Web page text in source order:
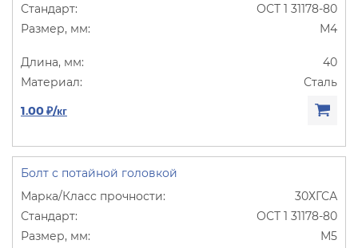
ОСТ 1 31178-80
М4
40
Сталь
1.00 ₽/кг
Болт с потайной головкой
30ХГСА
ОСТ 1 31178-80
М5